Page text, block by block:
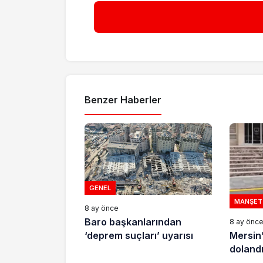
Benzer Haberler
GENEL
8 ay önce
Baro başkanlarından
‘deprem suçları’ uyarısı
MANŞET
8 ay önce